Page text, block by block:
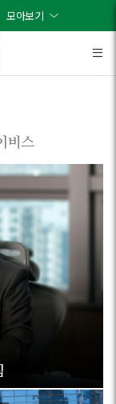
모아보기
비스